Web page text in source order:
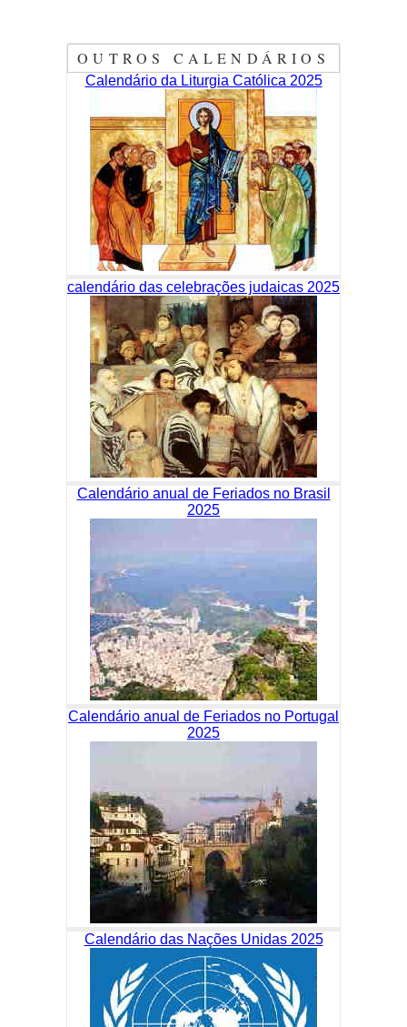
OUTROS CALENDÁRIOS
Calendário da Liturgia Católica 2025
calendário das celebrações judaicas 2025
Calendário anual de Feriados no Brasil
2025
Calendário anual de Feriados no Portugal
2025
Calendário das Nações Unidas 2025